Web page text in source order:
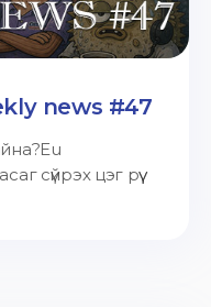
news #47
сүйрэх цэг рүү